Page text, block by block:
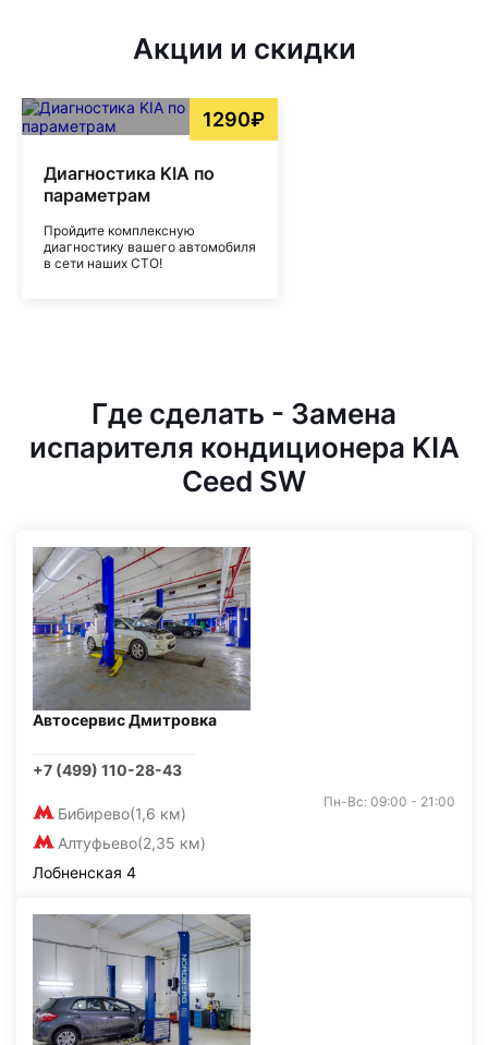
Акции и скидки
1290₽
Диагностика KIA по
параметрам
Пройдите комплексную
диагностику вашего автомобиля
в сети наших СТО!
Где сделать - Замена
испарителя кондиционера KIA
Ceed SW
Автосервис Дмитровка
+7 (499) 110-28-43
Бибирево(1,6 км)
Алтуфьево(2,35 км)
Пн-Вс: 09:00 - 21:00
Лобненская 4